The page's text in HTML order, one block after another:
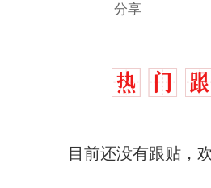
分享
目前还没有跟贴，